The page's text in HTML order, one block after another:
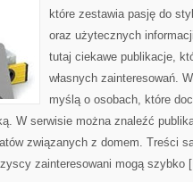
które zestawia pasję do
oraz użytecznych
tutaj ciekawe publikacje,
własnych zainteresowań.
myślą o osobach, które
W serwisie można znaleźć
związanych z domem. Treści
zainteresowani mogą szybko